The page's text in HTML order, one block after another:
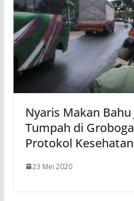
Nyaris Makan Bahu
Tumpah di
Protokol Kesehatan
23 Mei 2020